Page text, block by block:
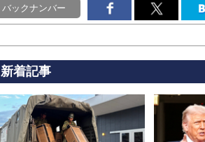
バックナンバー
新着記事